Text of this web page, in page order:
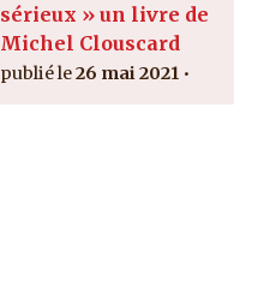
sérieux » un livre de
Michel Clouscard
26 mai 2021